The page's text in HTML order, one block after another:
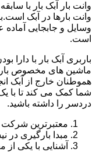
وانت بار آبک بار با
وانت بارها در آبک
وسایل و جابجایی
است.
باربری آبک بار با
ماشین های مخصوص
هموطنان خارج از آبک
شما کمک می کند تا با
دردسر را داشته باشید.
معتبرترین شرکت
مبدا بارگیری در
آشنایی با یکی